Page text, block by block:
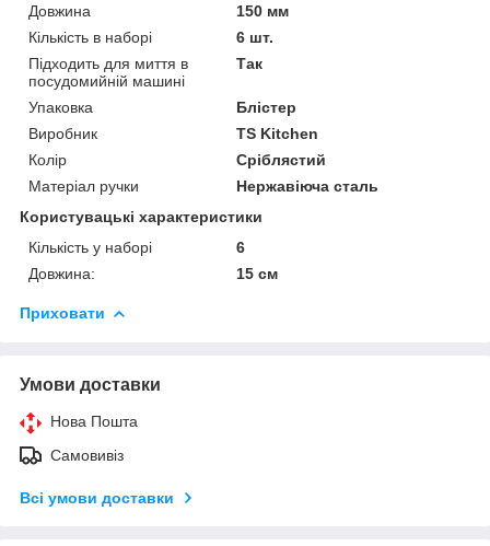
Довжина
150 мм
Кількість в наборі
6 шт.
Підходить для миття в
посудомийній машині
Так
Упаковка
Блістер
Виробник
TS Kitchen
Колір
Сріблястий
Матеріал ручки
Нержавіюча сталь
Користувацькі характеристики
Кількість у наборі
6
Довжина:
15 см
Приховати
Умови доставки
Нова Пошта
Самовивіз
Всі умови доставки